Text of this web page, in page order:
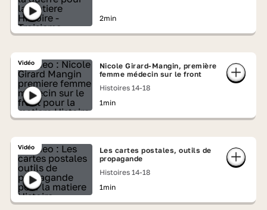
2min
Vidéo
Nicole Girard-Mangin, première
femme médecin sur le front
Histoires 14-18
1min
Vidéo
Les cartes postales, outils de
propagande
Histoires 14-18
1min